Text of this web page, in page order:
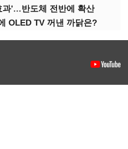
과'…반도체 전반에 확산
OLED TV 꺼낸 까닭은?